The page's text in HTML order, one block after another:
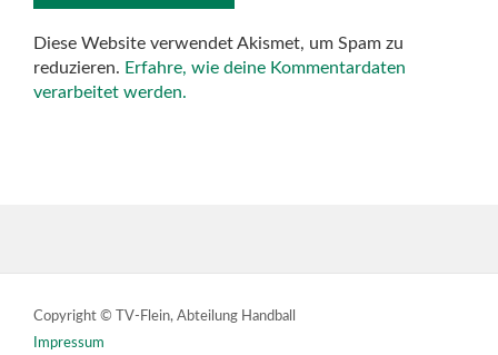
Diese Website verwendet Akismet, um Spam zu
reduzieren. Erfahre, wie deine Kommentardaten
verarbeitet werden.
Copyright © TV-Flein, Abteilung Handball
Impressum